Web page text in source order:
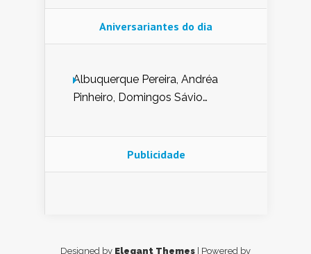
Aniversariantes do dia
Albuquerque Pereira, Andréa
Pinheiro, Domingos Sávio
Nunes de Sena, Fátima Peixoto,
Glória Pereira, Kátia Mesel,
Publicidade
Designed by Elegant Themes | Powered by